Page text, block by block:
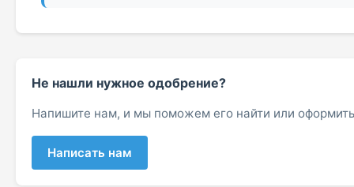
Не нашли нужное одобрение?
Напишите нам, и мы поможем его найти или
Написать нам